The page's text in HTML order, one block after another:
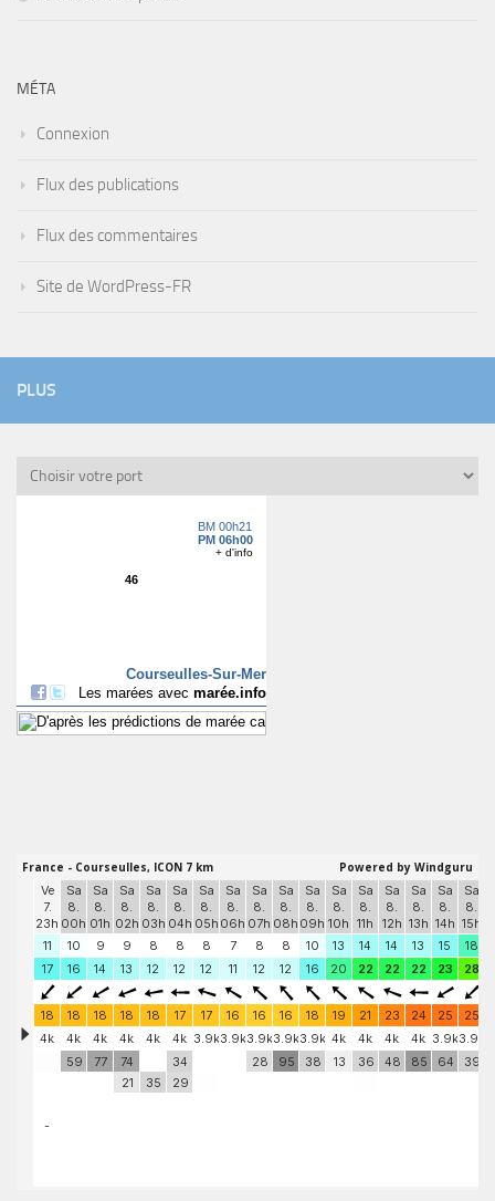
MÉTA
Connexion
Flux des publications
Flux des commentaires
Site de WordPress-FR
PLUS